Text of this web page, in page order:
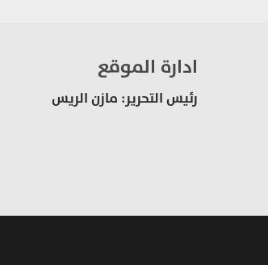
ادارة الموقع
رئيس التحرير: مازن الريس